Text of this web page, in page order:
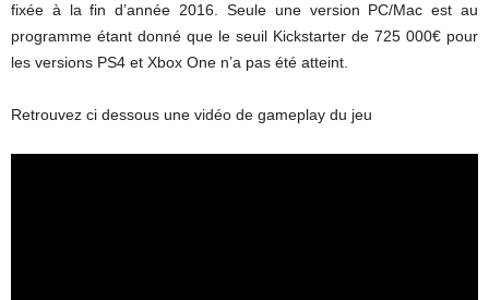
fixée à la fin d’année 2016. Seule une version PC/Mac est au
programme étant donné que le seuil Kickstarter de 725 000€ pour
les versions PS4 et Xbox One n’a pas été atteint.
Retrouvez ci dessous une vidéo de gameplay du jeu